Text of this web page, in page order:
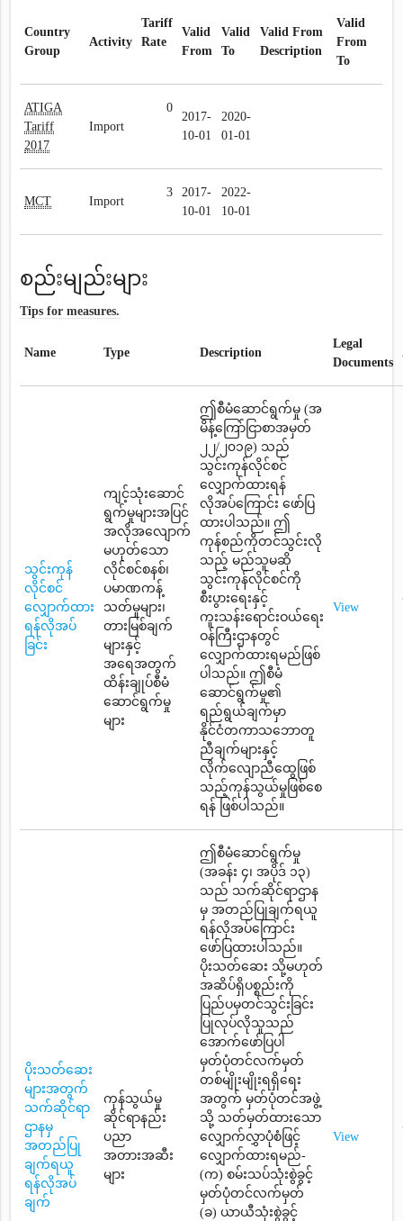
Country
Group
Activity
Tariff
Rate
Valid
From
Valid
To
Valid From
Description
Valid
From
To
ATIGA
Tariff
2017
Import
0
2017-
10-01
2020-
01-01
MCT Import
3
2017-
10-01
2022-
10-01
စည်းမျည်းများ
Tips for measures.
Name Type Description
Legal
Documents
သွင်းကုန်
လိုင်စင်
လျှောက်ထား
ရန်လိုအပ်
ခြင်း
ကျင့်သုံးဆောင်
ရွက်မှုများအပြင်
အလိုအလျောက်
မဟုတ်သော
လိုင်စင်စနစ်၊
ပမာဏကန့်
သတ်မှုများ၊
တားမြစ်ချက်
များနှင့်
အရေအတွက်
ထိန်းချုပ်စီမံ
ဆောင်ရွက်မှု
များ
ဤစီမံဆောင်ရွက်မှု (အ
မိန့်ကြော်ငြာစာအမှတ်
၂၂/၂၀၁၉) သည်
သွင်းကုန်လိုင်စင်
လျှောက်ထားရန်
လိုအပ်ကြောင်း ဖော်ပြ
ထားပါသည်။ ဤ
ကုန်စည်ကိုတင်သွင်းလို
သည့် မည်သူမဆို
သွင်းကုန်လိုင်စင်ကို
စီးပွားရေးနှင့်
ကူးသန်းရောင်းဝယ်ရေး
ဝန်ကြီးဌာနတွင်
လျှောက်ထားရမည်ဖြစ်
ပါသည်။ ဤစီမံ
ဆောင်ရွက်မှု၏
ရည်ရွယ်ချက်မှာ
နိုင်ငံတကာသဘောတူ
ညီချက်များနှင့်
လိုက်လျောညီထွေဖြစ်
သည့်ကုန်သွယ်မှုဖြစ်စေ
ရန် ဖြစ်ပါသည်။
View
ပိုးသတ်ဆေး
များအတွက်
သက်ဆိုင်ရာ
ဌာနမှ
အတည်ပြု
ချက်ရယူ
ရန်လိုအပ်
ချက်
ကုန်သွယ်မှု
ဆိုင်ရာနည်း
ပညာ
အတားအဆီး
များ
ဤစီမံဆောင်ရွက်မှု
(အခန်း ၄၊ အပိုဒ် ၁၃)
သည် သက်ဆိုင်ရာဌာန
မှ အတည်ပြုချက်ရယူ
ရန်လိုအပ်ကြောင်း
ဖော်ပြထားပါသည်။
ပိုးသတ်ဆေး သို့မဟုတ်
အဆိပ်ရှိပစ္စည်းကို
ပြည်ပမှတင်သွင်းခြင်း
ပြုလုပ်လိုသူသည်
အောက်ဖော်ပြပါ
မှတ်ပုံတင်လက်မှတ်
တစ်မျိုးမျိုးရရှိရေး
အတွက် မှတ်ပုံတင်အဖွဲ့
သို့ သတ်မှတ်ထားသော
လျှောက်လွှာပုံစံဖြင့်
လျှောက်ထားရမည်-
(က) စမ်းသပ်သုံးစွဲခွင့်
မှတ်ပုံတင်လက်မှတ်
(ခ) ယာယီသုံးစွဲခွင့်
View